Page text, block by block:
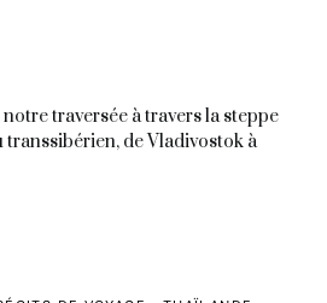
traversée à travers la steppe
transsibérien, de Vladivostok à